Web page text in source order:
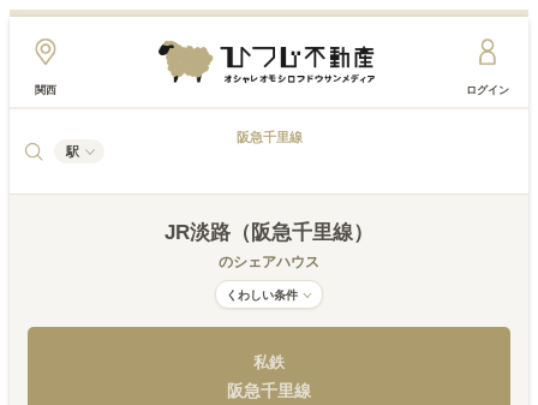
関西 ログイン
駅
阪急千里線
JR淡路（阪急千里線）
のシェアハウス
くわしい条件
私鉄
阪急千里線